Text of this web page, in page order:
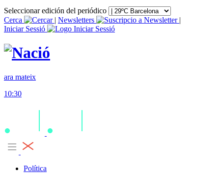
Seleccionar edición del periódico
Cerca
| Newsletters
|
Iniciar Sessió
ara mateix
10:30
Política